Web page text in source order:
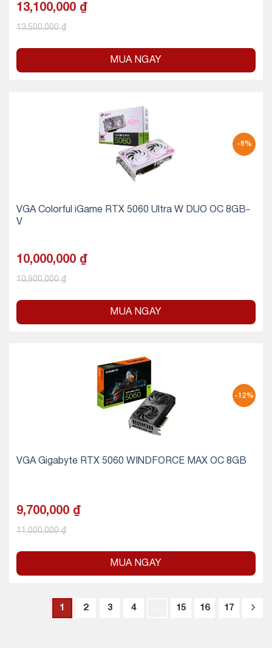
13,100,000 ₫
13,500,000₫
MUA NGAY
-8%
VGA Colorful iGame RTX 5060 Ultra W DUO OC 8GB-
V
10,000,000 ₫
10,900,000₫
MUA NGAY
-12%
VGA Gigabyte RTX 5060 WINDFORCE MAX OC 8GB
9,700,000 ₫
11,000,000₫
MUA NGAY
1 2 3 4 15 16 17